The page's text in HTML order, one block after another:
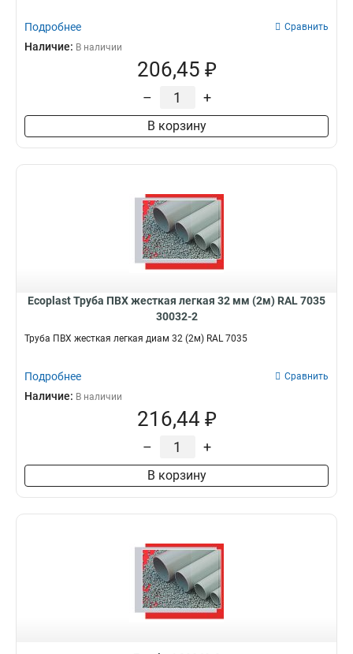
Подробнее Сравнить
Наличие: В наличии
206,45 ₽
– +
В корзину
Ecoplast Труба ПВХ жесткая легкая 32 мм (2м) RAL 7035
30032-2
Труба ПВХ жесткая легкая диам 32 (2м) RAL 7035
Подробнее Сравнить
Наличие: В наличии
216,44 ₽
– +
В корзину